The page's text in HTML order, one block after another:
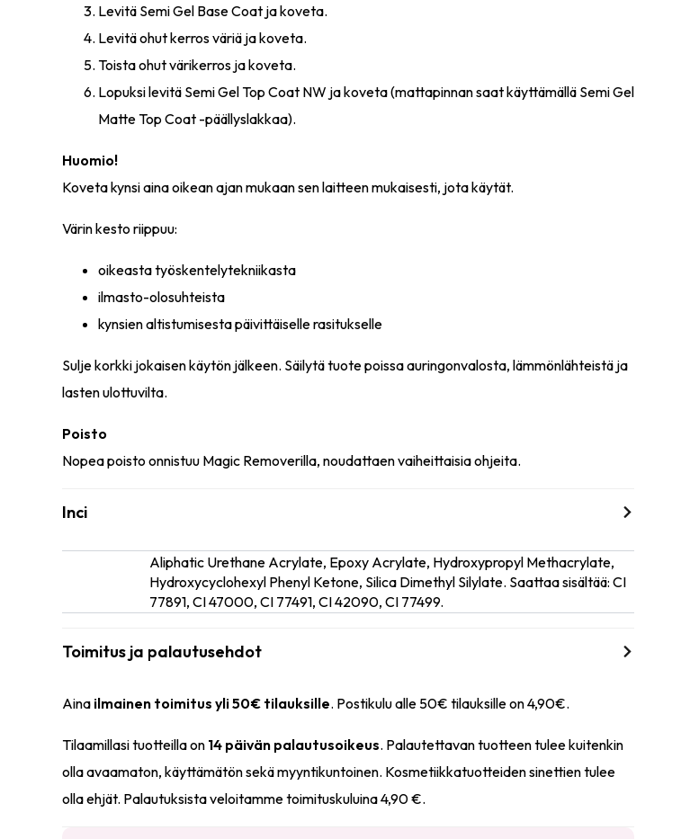
Levitä Semi Gel Base Coat ja koveta.
Levitä ohut kerros väriä ja koveta.
Toista ohut värikerros ja koveta.
Lopuksi levitä Semi Gel Top Coat NW ja koveta (mattapinnan saat käyttämällä Semi Gel
Matte Top Coat -päällyslakkaa).
Huomio!
Koveta kynsi aina oikean ajan mukaan sen laitteen mukaisesti, jota käytät.
Värin kesto riippuu:
oikeasta työskentelytekniikasta
ilmasto-olosuhteista
kynsien altistumisesta päivittäiselle rasitukselle
Sulje korkki jokaisen käytön jälkeen. Säilytä tuote poissa auringonvalosta, lämmönlähteistä ja
lasten ulottuvilta.
Poisto
Nopea poisto onnistuu Magic Removerilla, noudattaen vaiheittaisia ohjeita.
Inci
Aliphatic Urethane Acrylate, Epoxy Acrylate, Hydroxypropyl Methacrylate,
Hydroxycyclohexyl Phenyl Ketone, Silica Dimethyl Silylate. Saattaa sisältää: CI
77891, CI 47000, CI 77491, CI 42090, CI 77499.
Toimitus ja palautusehdot
Aina ilmainen toimitus yli 50€ tilauksille. Postikulu alle 50€ tilauksille on 4,90€.
Tilaamillasi tuotteilla on 14 päivän palautusoikeus. Palautettavan tuotteen tulee kuitenkin
olla avaamaton, käyttämätön sekä myyntikuntoinen. Kosmetiikkatuotteiden sinettien tulee
olla ehjät. Palautuksista veloitamme toimituskuluina 4,90 €.